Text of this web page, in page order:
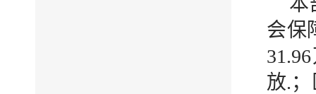
会保
放.